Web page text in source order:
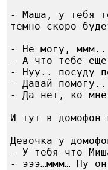
- Маша, у тебя
темно скоро
- Не могу, ммм..
- А что тебе еще
- Нуу.. посуду
- Давай помогу..
- Да нет, ко мне
И тут в домофон
Девочка у
- У тебя что
- эээ…ммм… Ну